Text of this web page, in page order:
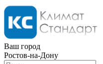
Ваш город
Ростов-на-Дону